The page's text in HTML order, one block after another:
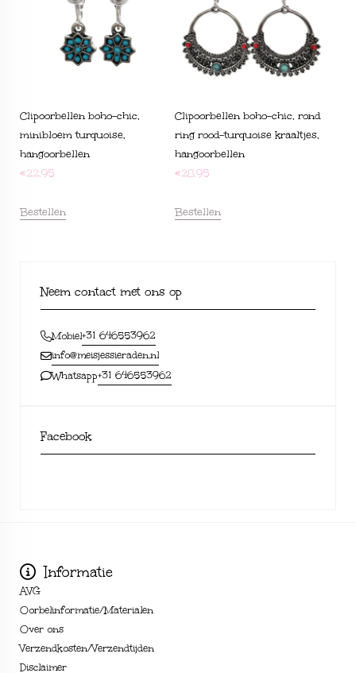
Clipoorbellen boho-chic,
minibloem turquoise,
hangoorbellen
€22,95
Bestellen
Clipoorbellen boho-chic, rond
ring rood-turquoise kraaltjes,
hangoorbellen
€28,95
Bestellen
Neem contact met ons op
Mobiel+31 646553962
info@meisjessieraden.nl
Whatsapp+31 646553962
Facebook
Informatie
AVG
Oorbelinformatie/Materialen
Over ons
Verzendkosten/Verzendtijden
Disclaimer